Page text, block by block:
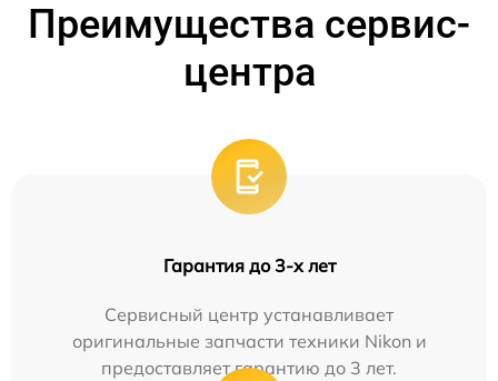
Преимущества сервис-
центра
Гарантия до 3-х лет
Сервисный центр устанавливает
оригинальные запчасти техники Nikon и
предоставляет гарантию до 3 лет.